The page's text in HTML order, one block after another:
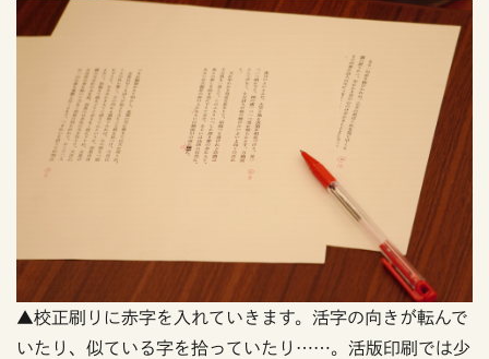
▲校正刷りに赤字を入れていきます。活字の向きが転んで
いたり、似ている字を拾っていたり……。活版印刷では少